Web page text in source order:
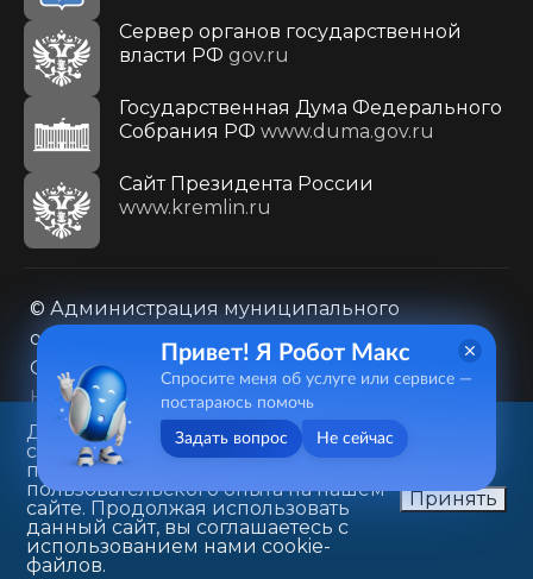
Сервер органов государственной
власти РФ gov.ru
Государственная Дума Федерального
Собрания РФ www.duma.gov.ru
Cайт Президента России
www.kremlin.ru
© Администрация муниципального
образования городского округа «Город
Саратов»
Контакты
Карта сайта
Политика в отношении обработки
персональных данных
410031, г. Саратов, ул. Первомайская, д. 78
+7(8452)26-02-49
Данный веб-сайт использует
cookie-файлы в целях
предоставления вам лучшего
пользовательского опыта на нашем
сайте. Продолжая использовать
данный сайт, вы соглашаетесь с
использованием нами cookie-
файлов.
Принять
Привет! Я Робот Макс
Спросите меня об услуге или сервисе —
постараюсь помочь
Задать вопрос Не сейчас